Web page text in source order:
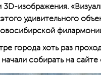
изображения.
удивительного
города хоть раз
собирать на